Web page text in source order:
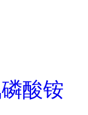
酸铵